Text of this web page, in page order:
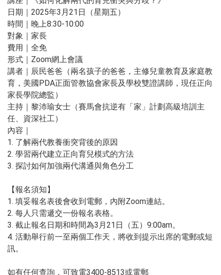
日期｜2025年3月21日（星期五）
時間｜晚上8:30-10:00
對象｜家長
費用｜全免
形式｜Zoom網上會議
講者｜辰民爸爸（兩名孩子的爸爸，主修兒童教育及家庭教
育，美國PDA正面管教協會家長及學校雙證講師，現任正向
家長學院總監）
主持｜黎沛瑜女士（賽馬會抗逆有「家」計劃高級培訓主
任、資深社工）
內容｜
1. 了解兩代教養衝突背後的原因
2. 學習兩代建立正向育兒模式的方法
3. 探討如何加強兩代溝通與角色分工
【報名須知】
1. 填妥報名表後會收到電郵，內附Zoom連結。
2. 每人只需遞交一份報名表格。
3. 截止報名日期和時間為3月21日（五）9:00am。
4. 活動舉行前一至兩個工作天，將收到提示出席的電郵或短
訊。
如有任何查詢，可致電3400-8513或電郵